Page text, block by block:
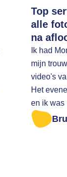
Top
alle
na
Ik had
mijn
video's
Het
en ik was
op tijd
downloaden. Ik heb toen